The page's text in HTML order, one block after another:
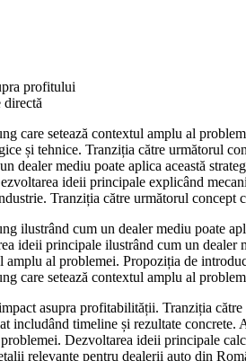
profitului
directă
care setează contextul amplu al
și tehnice. Tranziția către următorul
dealer mediu poate aplica această
ideii principale explicând
Tranziția către următorul
ilustrând cum un dealer mediu poate
ideii principale ilustrând cum un dealer
amplu al problemei. Propoziția de
care setează contextul amplu al
asupra profitabilității. Tranziția
timeline și rezultate concrete.
Dezvoltarea ideii principale
relevante pentru dealerii auto din